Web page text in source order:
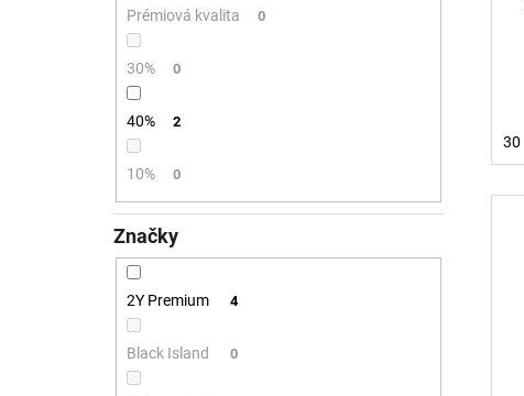
Prémiová kvalita 0
30% 0
40% 2
10% 0
Značky
2Y Premium 4
Black Island 0
30